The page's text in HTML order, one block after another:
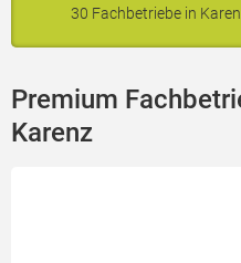
30 Fachbetriebe in
Premium
Karenz